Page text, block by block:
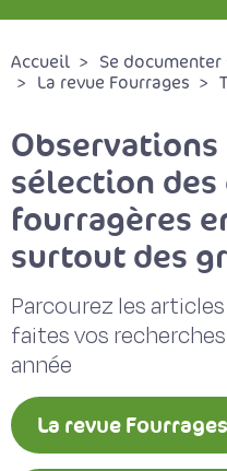
Accueil
Se
La revue Fourrages
sélection des
fourragères
surtout des
Parcourez les
faites vos
année
La revue Fourrages